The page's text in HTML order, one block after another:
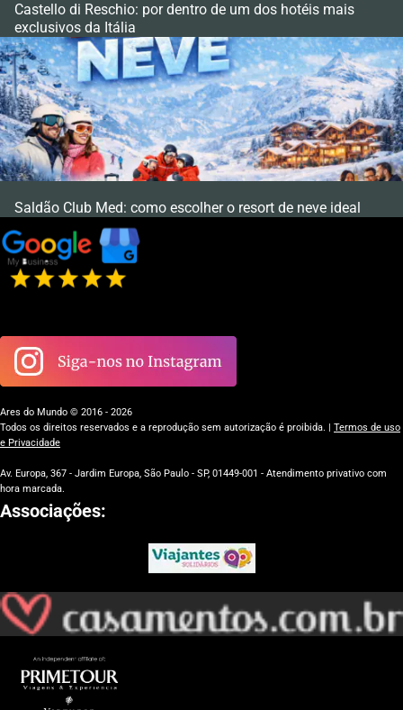
Castello di Reschio: por dentro de um dos hotéis mais
exclusivos da Itália
Saldão Club Med: como escolher o resort de neve ideal
Ares do Mundo © 2016 - 2026
Todos os direitos reservados e a reprodução sem autorização é proibida. | Termos de uso
e Privacidade
Av. Europa, 367 - Jardim Europa, São Paulo - SP, 01449-001 - Atendimento privativo com
hora marcada.
Associações: